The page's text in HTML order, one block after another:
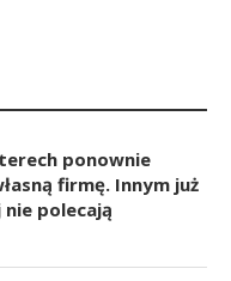
ponownie
firmę. Innym już
polecają